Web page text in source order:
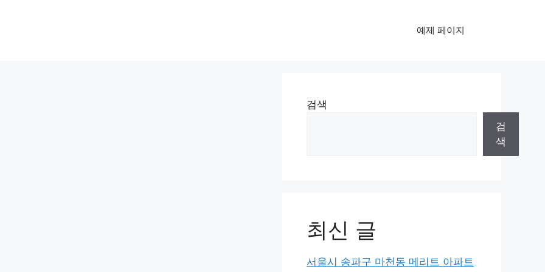
예제 페이지
검색
검
색
최신 글
서울시 송파구 마천동 메리트 아파트